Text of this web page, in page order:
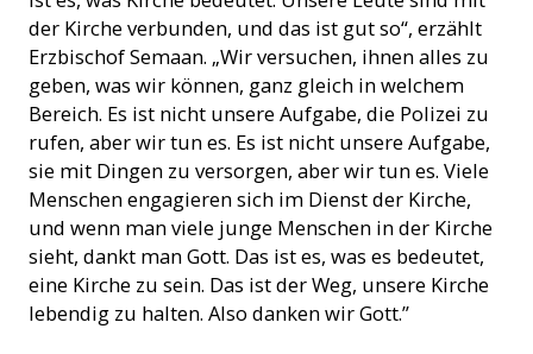
der Kirche verbunden, und das ist gut so“, erzählt
Erzbischof Semaan. „Wir versuchen, ihnen alles zu
geben, was wir können, ganz gleich in welchem
Bereich. Es ist nicht unsere Aufgabe, die Polizei zu
rufen, aber wir tun es. Es ist nicht unsere Aufgabe,
sie mit Dingen zu versorgen, aber wir tun es. Viele
Menschen engagieren sich im Dienst der Kirche,
und wenn man viele junge Menschen in der Kirche
sieht, dankt man Gott. Das ist es, was es bedeutet,
eine Kirche zu sein. Das ist der Weg, unsere Kirche
lebendig zu halten. Also danken wir Gott.”